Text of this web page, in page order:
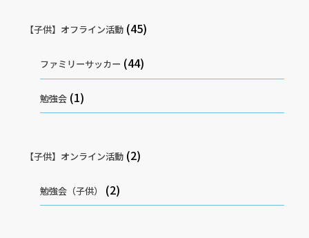
【子供】オフライン活動(45)
ファミリーサッカー (44)
勉強会 (1)
【子供】オンライン活動(2)
勉強会（子供） (2)